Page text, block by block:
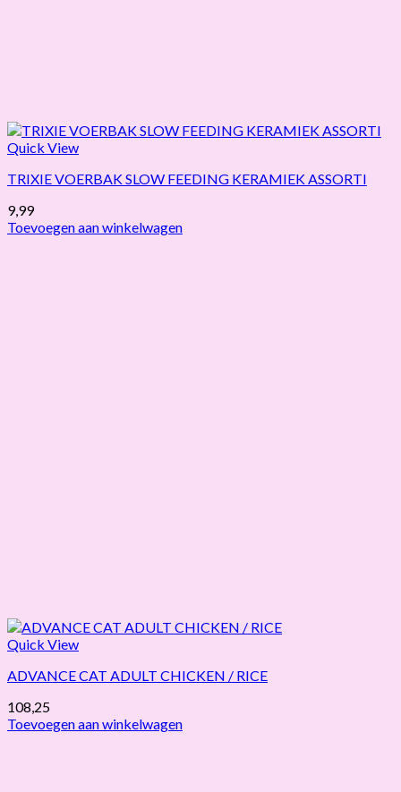
Quick View
TRIXIE VOERBAK SLOW FEEDING KERAMIEK ASSORTI
9,99
Toevoegen aan winkelwagen
Quick View
ADVANCE CAT ADULT CHICKEN / RICE
108,25
Toevoegen aan winkelwagen